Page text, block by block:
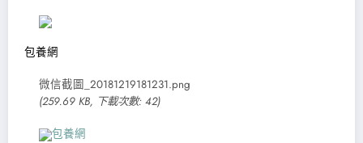
包養網
微信截圖_20181219181231.png
(259.69 KB, 下載次數: 42)
包養網